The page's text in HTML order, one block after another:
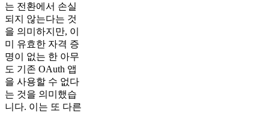
는 전환에서 손실
되지 않는다는 것
을 의미하지만, 이
미 유효한 자격 증
명이 없는 한 아무
도 기존 OAuth 앱
을 사용할 수 없다
는 것을 의미했습
니다. 이는 또 다른